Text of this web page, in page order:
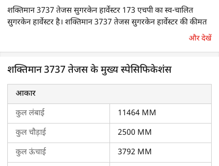
शक्तिमान 3737 तेजस सुगरकेन हार्वेस्टर 173 एचपी का स्व-चालित
सुगरकेन हार्वेस्टर है। शक्तिमान 3737 तेजस सुगरकेन हार्वेस्टर की कीमत
सुगरकेन हार्वेस्टरमशीनों में से एक है। इसेशक्तिमानके सुगरकेन हार्वेस्टर
का असली राजा माना जाता है, क्योंकि यह अधिकतम उत्पादकता, बेहतर
सेवा और बेस्ट परफ़ोर्मेंस प्रदान करता है। यह अनूठी विशेषताओं और उच्च
दक्षता के साथ आता है। यह हार्वेस्टर मुख्य रूप से गन्ना काटने के लिए
डिज़ाइन किया गया है।
शक्तिमान 3737 तेजस सुगरकेन हार्वेस्टर की मुख्य विशिष्टताएँ
इंजन:यह 173 एचपी कासेल्फ-प्रोपेल्ड हार्वेस्टरहै जिसमें 6 सिलेंडर हैं।
और देखें
शक्तिमान 3737 तेजस के मुख्य स्पेसिफिकेशंस
आकार
कुल लंबाई
11464 MM
कुल चौड़ाई
2500 MM
कुल ऊंचाई
3792 MM